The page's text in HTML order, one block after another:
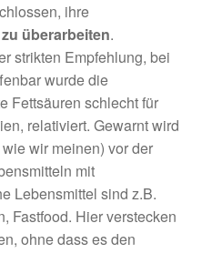
ihre
überarbeiten.
strikten Empfehlung, bei
wurde die
Fettsäuren schlecht für
relativiert. Gewarnt wird
wir meinen) vor der
mit
Lebensmittel sind z.B.
Fastfood. Hier verstecken
ohne dass es den